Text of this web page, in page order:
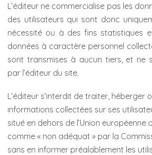
L’éditeur ne commercialise pas les
des utilisateurs qui sont donc
nécessité ou à des fins statistiques
données à caractère personnel
sont transmises à aucun tiers, et ne
par l’éditeur du site.
L’éditeur s’interdit de traiter, héberger
informations collectées sur ses
situé en dehors de l’Union européenne
comme « non adéquat » par la
sans en informer préalablement les